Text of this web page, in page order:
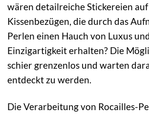
wären detailreiche Stickereien auf
Kissenbezügen, die durch das
Perlen einen Hauch von Luxus
Einzigartigkeit erhalten? Die
schier grenzenlos und warten
entdeckt zu werden.
Die Verarbeitung von Rocailles-